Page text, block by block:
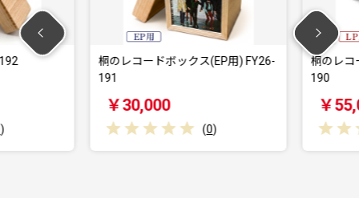
桐のレコードボックス(EP用) FY26-
191
￥30,000
0)
桐のレコ
190
￥